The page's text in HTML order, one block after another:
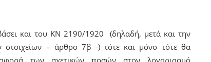
και του ΚΝ 2190/1920 (δηλαδή, μετά και την
– άρθρο 7β -) τότε και μόνο τότε θα
των σχετικών ποσών στον λογαριασμό